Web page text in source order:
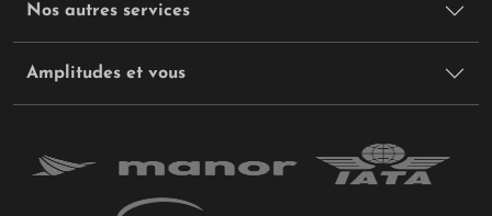
Nos autres services
Amplitudes et vous